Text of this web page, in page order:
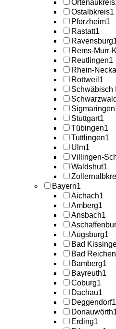
Ortenaukreis
Ostalbkreis1
Pforzheim1
Rastatt1
Ravensburg
Rems-Murr-
Reutlingen1
Rhein-
Rottweil 1
Schwäbisch
Sigmaringen
Stuttgart1
Tübingen1
Tuttlingen1
Ulm1
Villingen-
Waldshut1
Bayern1
Aichach1
Amberg1
Ansbach1
Augsburg1
Bad
Bad
Bamberg1
Bayreuth1
Coburg1
Dachau1
Deggendorf1
Donauwörth
Erding1